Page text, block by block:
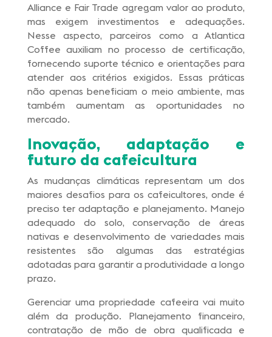
Alliance e Fair Trade agregam valor ao produto,
mas exigem investimentos e adequações.
Nesse aspecto, parceiros como a Atlantica
Coffee auxiliam no processo de certificação,
fornecendo suporte técnico e orientações para
atender aos critérios exigidos. Essas práticas
não apenas beneficiam o meio ambiente, mas
também aumentam as oportunidades no
mercado.
Inovação, adaptação e
futuro da cafeicultura
As mudanças climáticas representam um dos
maiores desafios para os cafeicultores, onde é
preciso ter adaptação e planejamento. Manejo
adequado do solo, conservação de áreas
nativas e desenvolvimento de variedades mais
resistentes são algumas das estratégias
adotadas para garantir a produtividade a longo
prazo.
Gerenciar uma propriedade cafeeira vai muito
além da produção. Planejamento financeiro,
contratação de mão de obra qualificada e